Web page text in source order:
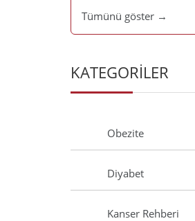
Tümünü göster →
KATEGORİLER
Obezite
Diyabet
Kanser Rehberi